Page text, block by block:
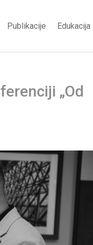
Publikacije Edukacija
„Od